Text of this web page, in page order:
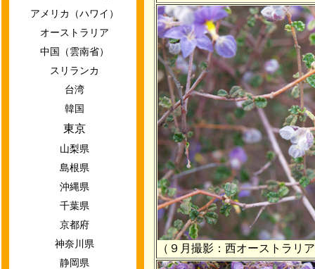
アメリカ（ハワイ）
オーストラリア
中国（雲南省）
スリランカ
台湾
韓国
東京
山梨県
島根県
沖縄県
千葉県
京都府
神奈川県
静岡県
（９月撮影：西オーストラリ